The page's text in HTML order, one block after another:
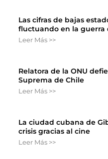
Las cifras de bajas
fluctuando en la guerra
Leer Más >>
Relatora de la ONU
Suprema de Chile
Leer Más >>
La ciudad cubana de
crisis gracias al cine
Leer Más >>